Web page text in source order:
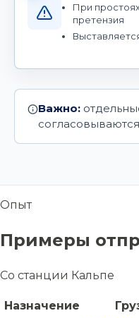
При
претензия
Важно:
Опыт
Примеры
Со станции Кальпе
Назначение